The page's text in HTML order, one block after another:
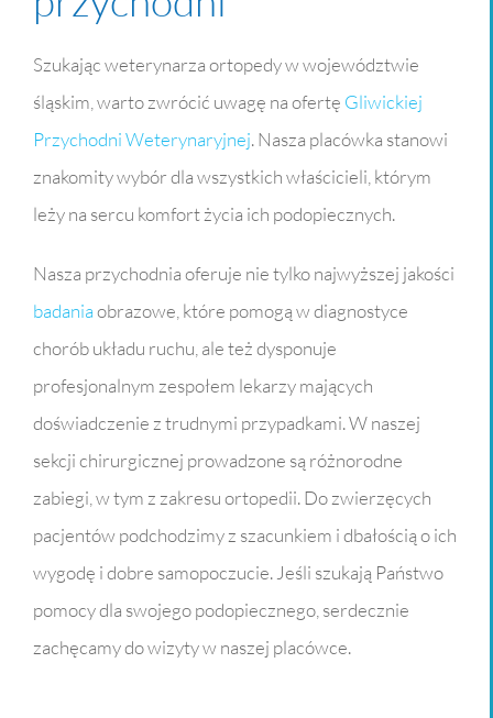
Szukając weterynarza ortopedy w województwie
śląskim, warto zwrócić uwagę na ofertę Gliwickiej
Przychodni Weterynaryjnej. Nasza placówka stanowi
znakomity wybór dla wszystkich właścicieli, którym
leży na sercu komfort życia ich podopiecznych.
Nasza przychodnia oferuje nie tylko najwyższej jakości
badaniaobrazowe, które pomogą w diagnostyce
chorób układu ruchu, ale też dysponuje
profesjonalnym zespołem lekarzy mających
doświadczenie z trudnymi przypadkami. W naszej
sekcji chirurgicznej prowadzone są różnorodne
zabiegi, w tym z zakresu ortopedii. Do zwierzęcych
pacjentów podchodzimy z szacunkiem i dbałością o ich
wygodę i dobre samopoczucie. Jeśli szukają Państwo
pomocy dla swojego podopiecznego, serdecznie
zachęcamy do wizyty w naszej placówce.